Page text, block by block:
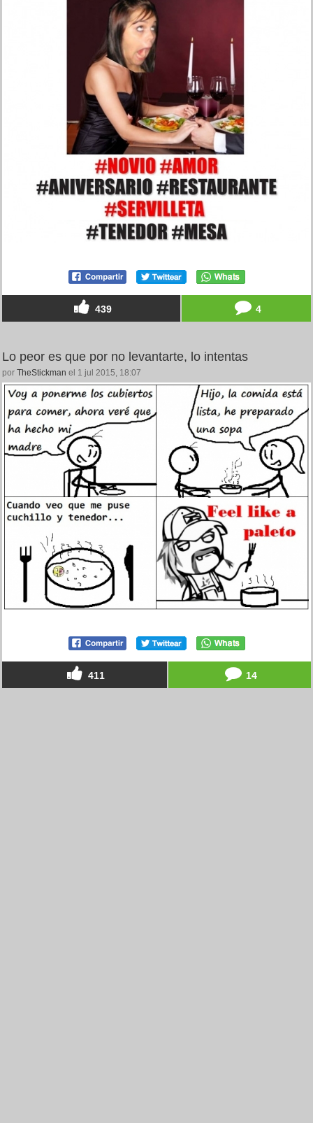
439 4
Lo peor es que por no levantarte, lo intentas
por TheStickman el 1 jul 2015, 18:07
411 14